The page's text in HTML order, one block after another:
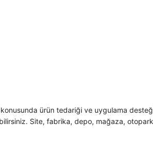
ürün tedariği ve uygulama
Site, fabrika, depo, mağaza,